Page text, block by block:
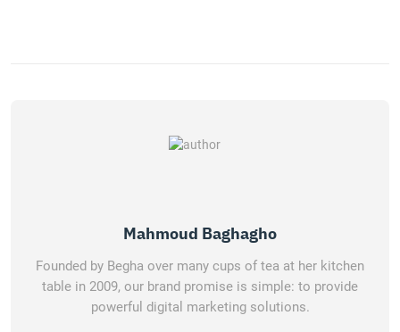
Mahmoud Baghagho
Founded by Begha over many cups of tea at her kitchen
table in 2009, our brand promise is simple: to provide
powerful digital marketing solutions.